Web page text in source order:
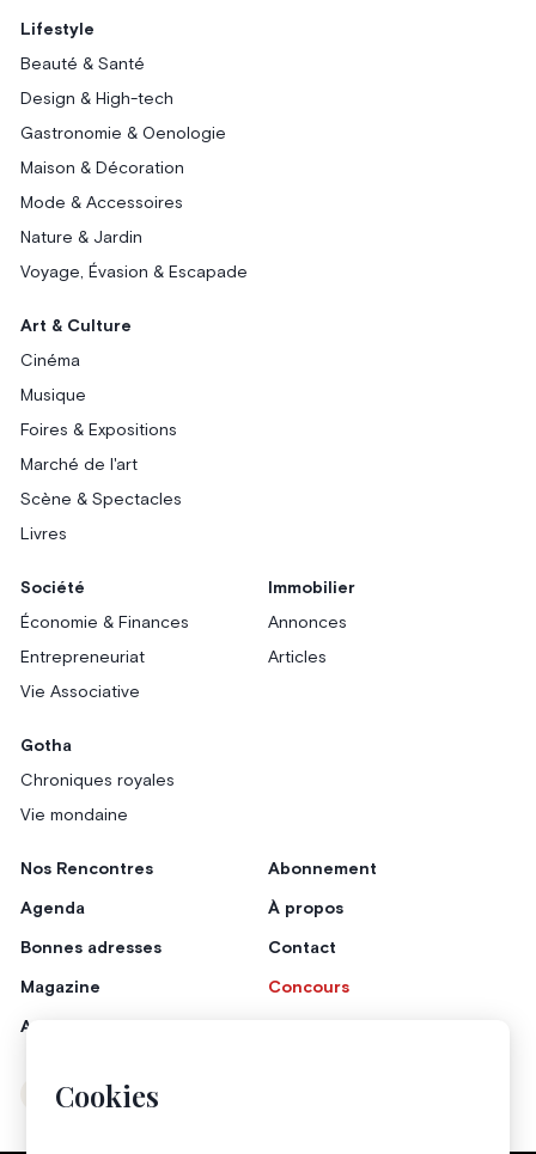
Cookies
Lifestyle
Beauté & Santé
Design & High-tech
Gastronomie & Oenologie
Maison & Décoration
Mode & Accessoires
Nature & Jardin
Voyage, Évasion & Escapade
Art & Culture
Cinéma
Musique
Foires & Expositions
Marché de l'art
Scène & Spectacles
Livres
Société
Économie & Finances
Entrepreneuriat
Vie Associative
Immobilier
Annonces
Articles
Gotha
Chroniques royales
Vie mondaine
Nos Rencontres
Agenda
Bonnes adresses
Magazine
Annonceurs
Abonnement
À propos
Contact
Concours
Instagram